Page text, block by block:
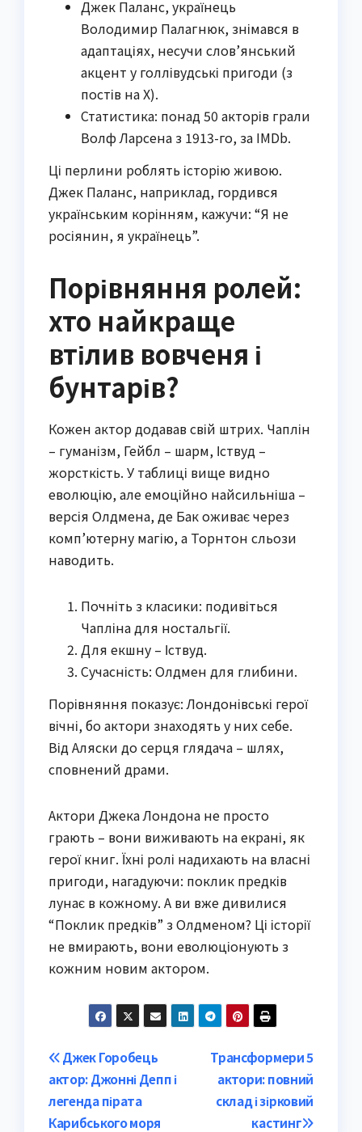
Джек Паланс, українець
Володимир Палагнюк, знімався в
адаптаціях, несучи слов’янський
акцент у голлівудські пригоди (з
постів на X).
Статистика: понад 50 акторів грали
Волф Ларсена з 1913-го, за IMDb.
Ці перлини роблять історію живою.
Джек Паланс, наприклад, гордився
українським корінням, кажучи: “Я не
росіянин, я українець”.
Порівняння ролей:
хто найкраще
втілив вовченя і
бунтарів?
Кожен актор додавав свій штрих. Чаплін
– гуманізм, Гейбл – шарм, Іствуд –
жорсткість. У таблиці вище видно
еволюцію, але емоційно найсильніша –
версія Олдмена, де Бак оживає через
комп’ютерну магію, а Торнтон сльози
наводить.
Почніть з класики: подивіться
Чапліна для ностальгії.
Для екшну – Іствуд.
Сучасність: Олдмен для глибини.
Порівняння показує: Лондонівські герої
вічні, бо актори знаходять у них себе.
Від Аляски до серця глядача – шлях,
сповнений драми.
Актори Джека Лондона не просто
грають – вони виживають на екрані, як
герої книг. Їхні ролі надихають на власні
пригоди, нагадуючи: поклик предків
лунає в кожному. А ви вже дивилися
“Поклик предків” з Олдменом? Ці історії
не вмирають, вони еволюціонують з
кожним новим актором.
Post
navigation
Трансформери 5
актори: повний
склад і зірковий
кастинг
Джек Горобець
актор: Джонні Депп і
легенда пірата
Карибського моря